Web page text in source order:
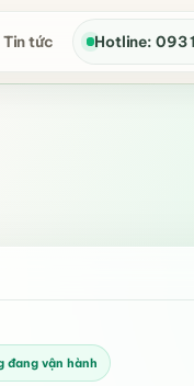
Tin tức Hotline: 093
đang vận hành